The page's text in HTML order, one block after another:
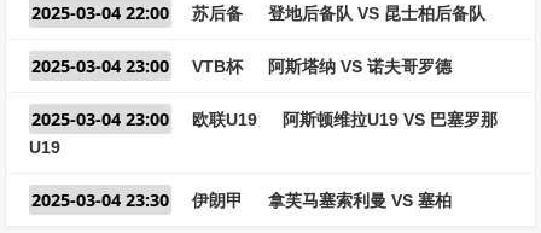
2025-03-04 22:00 苏后备 登地后备队 VS 昆士柏后备队
2025-03-04 23:00 VTB杯 阿斯塔纳 VS 诺夫哥罗德
2025-03-04 23:00 欧联U19
阿斯顿维拉U19 VS 巴塞罗那
U19
2025-03-04 23:30 伊朗甲 拿芙马塞索利曼 VS 塞柏